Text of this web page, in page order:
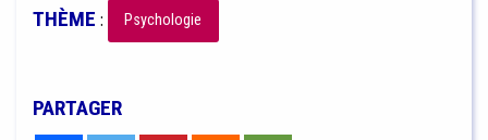
THÈME : Psychologie
PARTAGER